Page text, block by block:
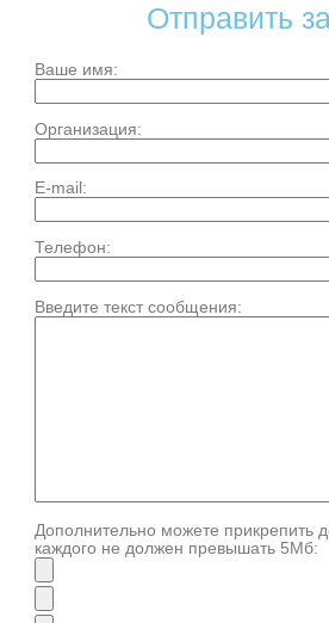
Отправить
Ваше имя:
Организация:
E-mail:
Телефон:
Введите текст сообщения:
Дополнительно можете прикрепить
каждого не должен превышать 5Мб: